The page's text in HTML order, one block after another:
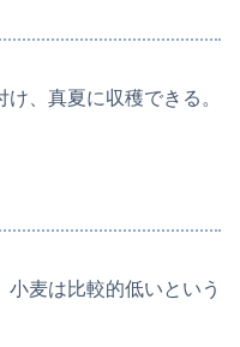
、真夏に収穫できる。
小麦は比較的低いという